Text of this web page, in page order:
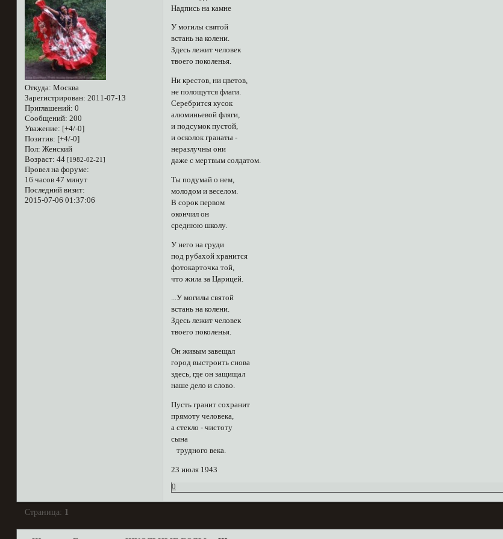
Откуда: Москва
Зарегистрирован: 2011-07-13
Приглашений: 0
Сообщений: 200
Уважение: [+4/-0]
Позитив: [+4/-0]
Пол: Женский
Возраст: 44 [1982-02-21]
Провел на форуме:
16 часов 47 минут
Последний визит:
2015-07-06 01:37:06
Надпись на камне
У могилы святой
встань на колени.
Здесь лежит человек
твоего поколенья.
Ни крестов, ни цветов,
не полощутся флаги.
Серебрится кусок
алюминьевой фляги,
и подсумок пустой,
и осколок гранаты -
неразлучны они
даже с мертвым солдатом.
Ты подумай о нем,
молодом и веселом.
В сорок первом
окончил он
среднюю школу.
У него на груди
под рубахой хранится
фотокарточка той,
что жила за Царицей.
...У могилы святой
встань на колени.
Здесь лежит человек
твоего поколенья.
Он живым завещал
город выстроить снова
здесь, где он защищал
наше дело и слово.
Пусть гранит сохранит
прямоту человека,
а стекло - чистоту
сына
трудного века.
23 июля 1943
0
Страница: 1